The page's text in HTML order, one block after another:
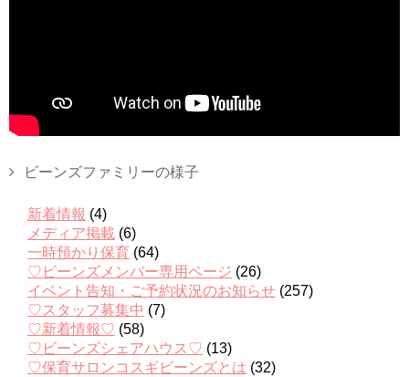
ビーンズファミリーの様子
新着情報 (4)
メディア掲載 (6)
一時預かり保育 (64)
♡ビーンズメンバー専用ページ (26)
イベント告知・ご予約状況のお知らせ (257)
♡スタッフ募集中 (7)
♡新着情報♡ (58)
♡ビーンズシェアハウス♡ (13)
♡保育サロンコスギビーンズとは (32)